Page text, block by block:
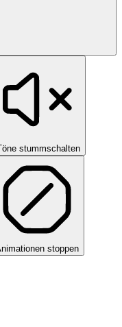
stummschalten
stoppen